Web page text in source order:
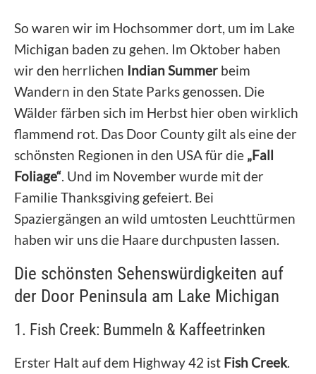
So waren wir im Hochsommer dort, um im Lake
Michigan baden zu gehen. Im Oktober haben
wir den herrlichen Indian Summer beim
Wandern in den State Parks genossen. Die
Wälder färben sich im Herbst hier oben wirklich
flammend rot. Das Door County gilt als eine der
schönsten Regionen in den USA für die „Fall
Foliage“ . Und im November wurde mit der
Familie Thanksgiving gefeiert. Bei
Spaziergängen an wild umtosten Leuchttürmen
haben wir uns die Haare durchpusten lassen.
Die schönsten Sehenswürdigkeiten auf
der Door Peninsula am Lake Michigan
1. Fish Creek: Bummeln & Kaffeetrinken
Erster Halt auf dem Highway 42 ist Fish Creek.